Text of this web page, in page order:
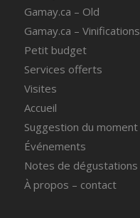
Gamay.ca – Old
Gamay.ca – Vinifications
Petit budget
Services offerts
Visites
Accueil
Suggestion du moment
Événements
Notes de dégustations
À propos – contact